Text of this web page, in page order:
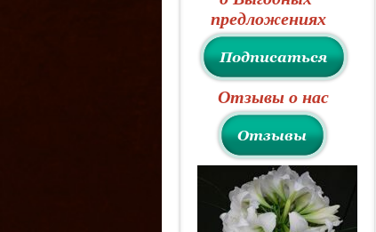
предложениях
Отзывы о нас